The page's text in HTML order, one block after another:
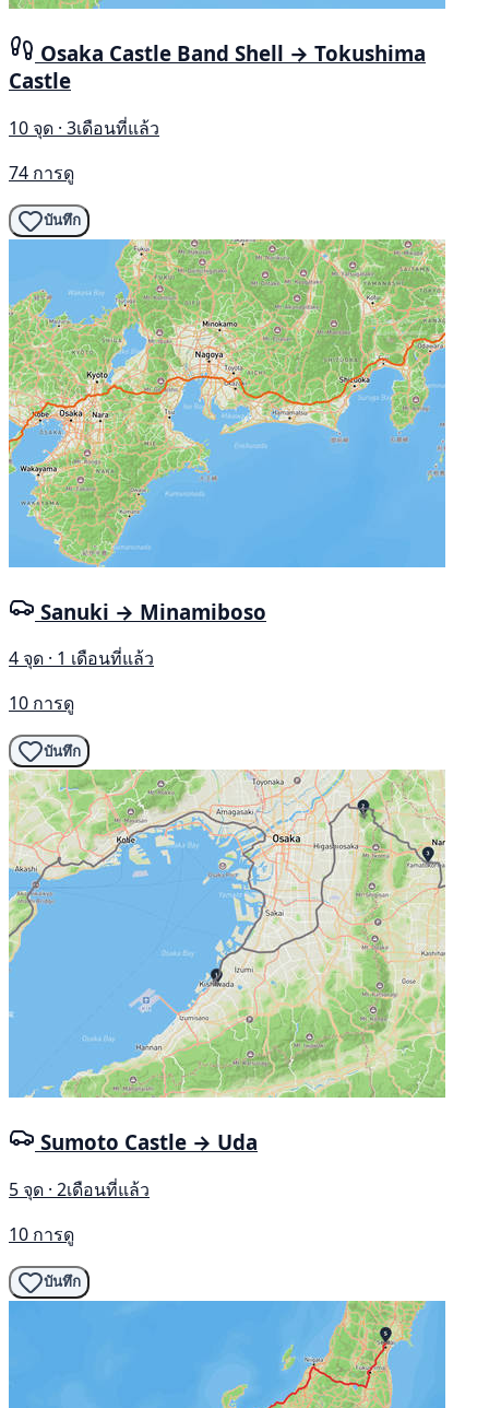
Osaka Castle Band Shell → Tokushima
Castle
10 จุด · 3เดือนที่แล้ว
74 การดู
บันทึก
Sanuki → Minamiboso
4 จุด · 1 เดือนที่แล้ว
10 การดู
บันทึก
Sumoto Castle → Uda
5 จุด · 2เดือนที่แล้ว
10 การดู
บันทึก